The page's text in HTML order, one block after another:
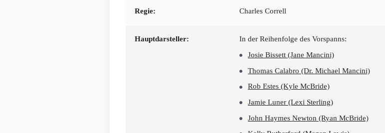
Regie: Charles Correll
Hauptdarsteller:
In der Reihenfolge des Vorspanns:
Josie Bissett (Jane Mancini)
Thomas Calabro (Dr. Michael Mancini)
Rob Estes (Kyle McBride)
Jamie Luner (Lexi Sterling)
John Haymes Newton (Ryan McBride)